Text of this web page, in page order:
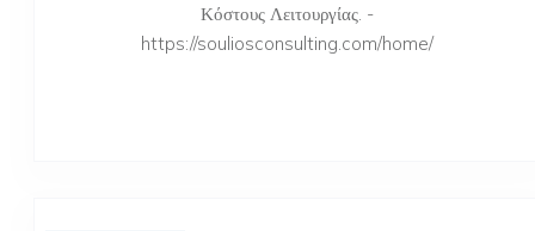
Κόστους Λειτουργίας. -
https://souliosconsulting.com/home/